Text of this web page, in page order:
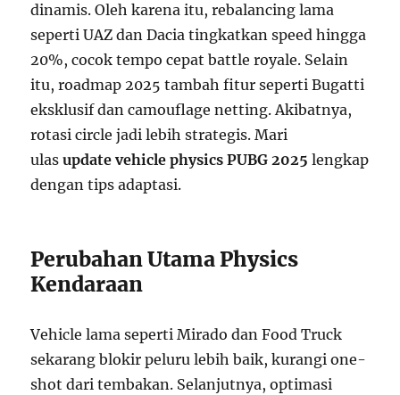
dinamis. Oleh karena itu, rebalancing lama
seperti UAZ dan Dacia tingkatkan speed hingga
20%, cocok tempo cepat battle royale. Selain
itu, roadmap 2025 tambah fitur seperti Bugatti
eksklusif dan camouflage netting. Akibatnya,
rotasi circle jadi lebih strategis. Mari
ulasupdate vehicle physics PUBG 2025 lengkap
dengan tips adaptasi.
Perubahan Utama Physics
Kendaraan
Vehicle lama seperti Mirado dan Food Truck
sekarang blokir peluru lebih baik, kurangi one-
shot dari tembakan. Selanjutnya, optimasi